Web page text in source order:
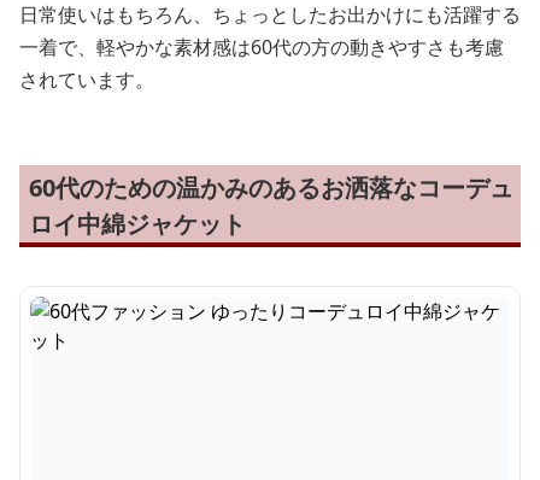
日常使いはもちろん、ちょっとしたお出かけにも活躍する
一着で、軽やかな素材感は60代の方の動きやすさも考慮
されています。
60代のための温かみのあるお洒落なコーデュ
ロイ中綿ジャケット